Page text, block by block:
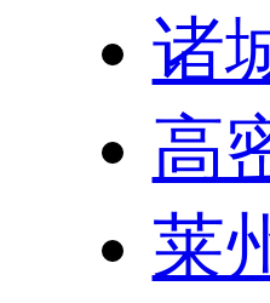
诸
高
莱